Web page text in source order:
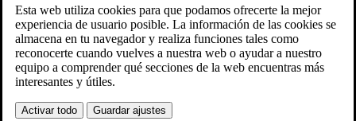
Esta web utiliza cookies para que podamos ofrecerte la mejor
experiencia de usuario posible. La información de las cookies se
almacena en tu navegador y realiza funciones tales como
reconocerte cuando vuelves a nuestra web o ayudar a nuestro
equipo a comprender qué secciones de la web encuentras más
interesantes y útiles.
Activar todo Guardar ajustes